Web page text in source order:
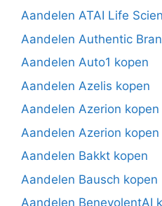
Aandelen ATAI Life
Aandelen Authentic
Aandelen Auto1 kopen
Aandelen Azelis kopen
Aandelen Azerion kopen
Aandelen Azerion kopen
Aandelen Bakkt kopen
Aandelen Bausch kopen
Aandelen BenevolentAI